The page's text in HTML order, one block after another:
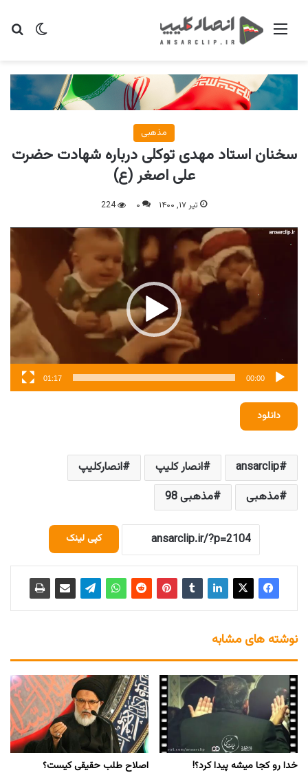
تغییر منو
مذهبی
سخنان استاد مهدی توکلی درباره شهادت حضرت
علی اصغر (ع)
تیر ۱۷, ۱۴۰۰ ۰ 224
نمایشگر
ویدیو
00:00
01:17
دانلود
ansarclip انصار کلیپ
انصارکلیپ
مذهبی
مذهبی 98
کپی لینک
نوشته های مشابه
خدا رو کجا میشه پیدا کرد؟! اصلاح طلب حقیقی کیست؟